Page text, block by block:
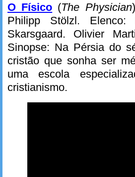
O Físico (The Physician
Philipp Stölzl. Elenco:
Skarsgaard. Olivier
Sinopse: Na Pérsia do
cristão que sonha ser
uma escola
cristianismo.